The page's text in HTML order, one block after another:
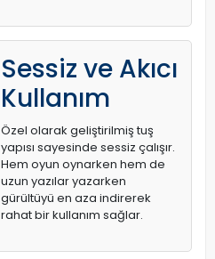
Sessiz ve Akıcı
Kullanım
Özel olarak geliştirilmiş tuş
yapısı sayesinde sessiz çalışır.
Hem oyun oynarken hem de
uzun yazılar yazarken
gürültüyü en aza indirerek
rahat bir kullanım sağlar.